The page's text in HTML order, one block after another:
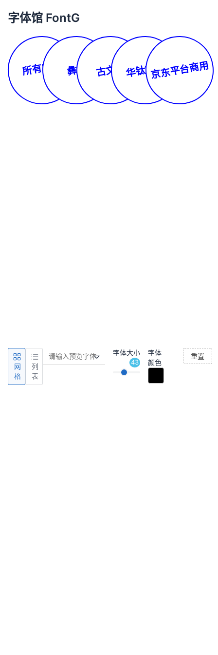
字体馆 FontG
所有字体 彝文 古文体华钛字库京东平台商用
网
格
列
表
字体大小
43
字体
颜色
重置